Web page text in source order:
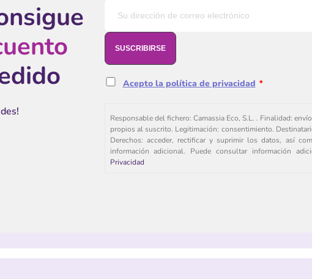
Acepto la política de privacidad *
Responsable del fichero: Camassia Eco, S.L. . Finalidad:
propios al suscrito. Legitimación: consentimiento.
Derechos: acceder, rectificar y suprimir los datos, así
información adicional. Puede consultar información
Privacidad